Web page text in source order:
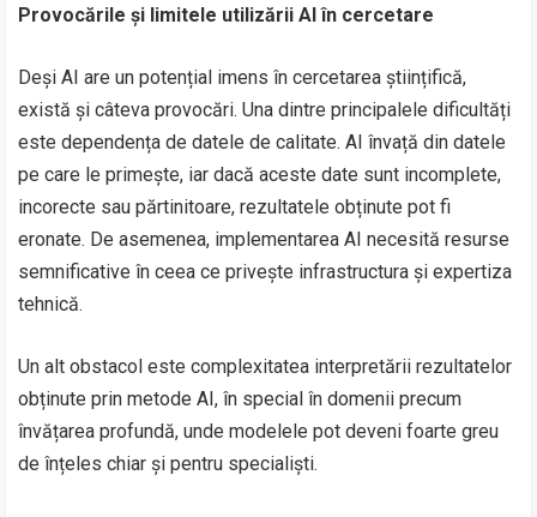
Provocările și limitele utilizării AI în cercetare
Deși AI are un potențial imens în cercetarea științifică,
există și câteva provocări. Una dintre principalele dificultăți
este dependența de datele de calitate. AI învață din datele
pe care le primește, iar dacă aceste date sunt incomplete,
incorecte sau părtinitoare, rezultatele obținute pot fi
eronate. De asemenea, implementarea AI necesită resurse
semnificative în ceea ce privește infrastructura și expertiza
tehnică.
Un alt obstacol este complexitatea interpretării rezultatelor
obținute prin metode AI, în special în domenii precum
învățarea profundă, unde modelele pot deveni foarte greu
de înțeles chiar și pentru specialiști.